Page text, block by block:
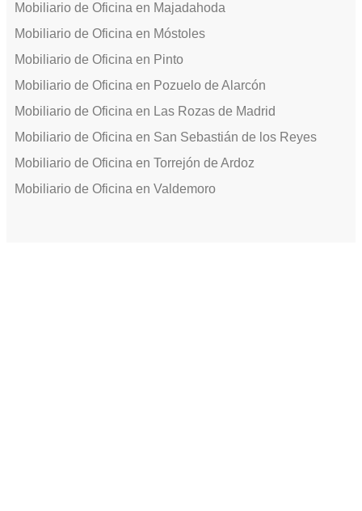
Mobiliario de Oficina en Majadahoda
Mobiliario de Oficina en Móstoles
Mobiliario de Oficina en Pinto
Mobiliario de Oficina en Pozuelo de Alarcón
Mobiliario de Oficina en Las Rozas de Madrid
Mobiliario de Oficina en San Sebastián de los Reyes
Mobiliario de Oficina en Torrejón de Ardoz
Mobiliario de Oficina en Valdemoro